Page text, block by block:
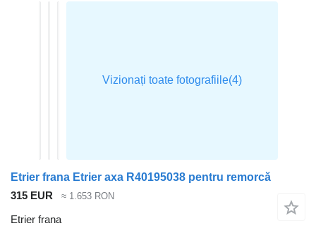
Etrier frana Etrier axa R40195038 pentru remorcă
315 EUR
≈ 1.653 RON
Etrier frana